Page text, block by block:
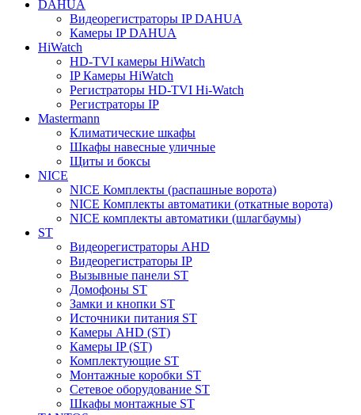
DAHUA
Видеорегистраторы IP DAHUA
Камеры IP DAHUA
HiWatch
HD-TVI камеры HiWatch
IP Камеры HiWatch
Регистраторы HD-TVI Hi-Watch
Регистраторы IP
Mastermann
Климатические шкафы
Шкафы навесные уличные
Щиты и боксы
NICE
NICE Комплекты (распашные ворота)
NICE Комплекты автоматики (откатные ворота)
NICE комплекты автоматики (шлагбаумы)
ST
Видеорегистраторы AHD
Видеорегистраторы IP
Вызывные панели ST
Домофоны ST
Замки и кнопки ST
Источники питания ST
Камеры AHD (ST)
Камеры IP (ST)
Комплектующие ST
Монтажные коробки ST
Сетевое оборудование ST
Шкафы монтажные ST